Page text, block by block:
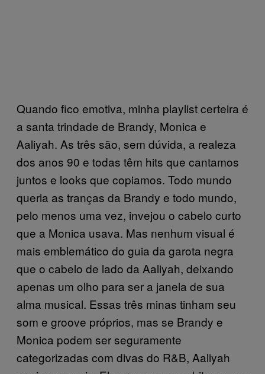
Quando fico emotiva, minha playlist certeira é
a santa trindade de Brandy, Monica e
Aaliyah. As três são, sem dúvida, a realeza
dos anos 90 e todas têm hits que cantamos
juntos e looks que copiamos. Todo mundo
queria as tranças da Brandy e todo mundo,
pelo menos uma vez, invejou o cabelo curto
que a Monica usava. Mas nenhum visual é
mais emblemático do guia da garota negra
que o cabelo de lado da Aaliyah, deixando
apenas um olho para ser a janela de sua
alma musical. Essas três minas tinham seu
som e groove próprios, mas se Brandy e
Monica podem ser seguramente
categorizadas com divas do R&B, Aaliyah